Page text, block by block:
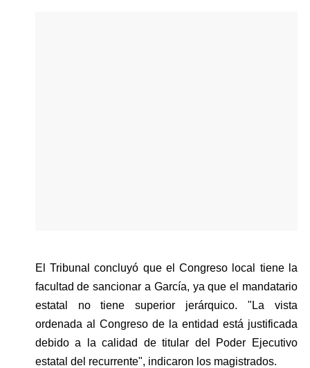
El Tribunal concluyó que el Congreso local tiene la
facultad de sancionar a García, ya que el mandatario
estatal no tiene superior jerárquico. "La vista
ordenada al Congreso de la entidad está justificada
debido a la calidad de titular del Poder Ejecutivo
estatal del recurrente", indicaron los magistrados.